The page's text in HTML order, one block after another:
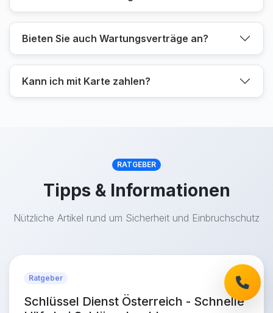
Bieten Sie auch Wartungsverträge an?
Kann ich mit Karte zahlen?
RATGEBER
Tipps & Informationen
Nützliche Artikel rund um Sicherheit und Einbruchschutz
Ratgeber
Schlüssel Dienst Österreich - Schnelle